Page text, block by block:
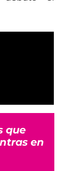
que
en